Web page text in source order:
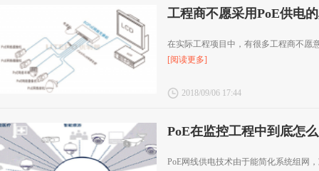
工程商不愿采用PoE供电
在实际工程项目中，有很多工程商不愿
[阅读更多]
2018/09/06 17:44
PoE在监控工程中到底怎
PoE网线供电技术由于能简化系统组网